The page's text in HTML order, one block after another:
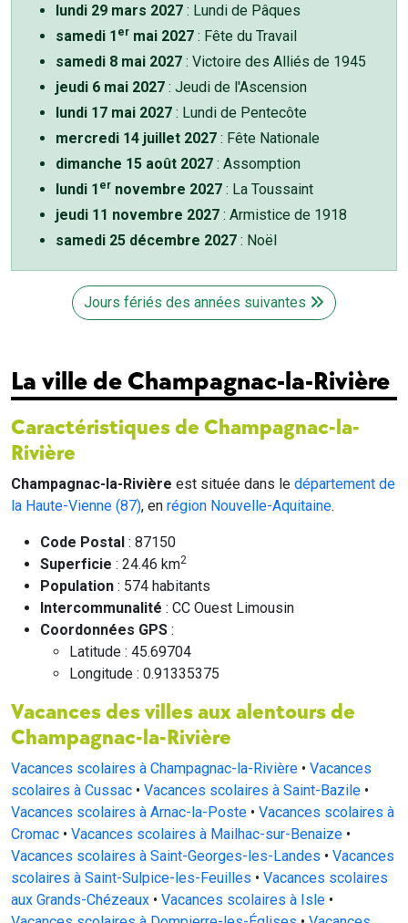
lundi 29 mars 2027 : Lundi de Pâques
samedi 1 er mai 2027 : Fête du Travail
samedi 8 mai 2027 : Victoire des Alliés de 1945
jeudi 6 mai 2027 : Jeudi de l'Ascension
lundi 17 mai 2027 : Lundi de Pentecôte
mercredi 14 juillet 2027 : Fête Nationale
dimanche 15 août 2027 : Assomption
lundi 1 er novembre 2027 : La Toussaint
jeudi 11 novembre 2027 : Armistice de 1918
samedi 25 décembre 2027 : Noël
Jours fériés des années suivantes
La ville de Champagnac-la-Rivière
Caractéristiques de Champagnac-la-
Rivière
Champagnac-la-Rivière est située dans le département de
la Haute-Vienne (87), en région Nouvelle-Aquitaine.
Code Postal : 87150
Superficie : 24.46 km2
Population : 574 habitants
Intercommunalité : CC Ouest Limousin
Coordonnées GPS :
Latitude : 45.69704
Longitude : 0.91335375
Vacances des villes aux alentours de
Champagnac-la-Rivière
Vacances scolaires à Champagnac-la-Rivière • Vacances
scolaires à Cussac • Vacances scolaires à Saint-Bazile •
Vacances scolaires à Arnac-la-Poste • Vacances scolaires à
Cromac • Vacances scolaires à Mailhac-sur-Benaize •
Vacances scolaires à Saint-Georges-les-Landes • Vacances
scolaires à Saint-Sulpice-les-Feuilles • Vacances scolaires
aux Grands-Chézeaux • Vacances scolaires à Isle •